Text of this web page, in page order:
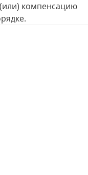
компенсацию